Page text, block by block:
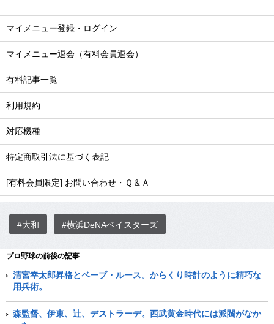
マイメニュー登録・ログイン
マイメニュー退会（有料会員退会）
有料記事一覧
利用規約
対応機種
特定商取引法に基づく表記
[有料会員限定] お問い合わせ・Ｑ＆Ａ
#大和 #横浜DeNAベイスターズ
プロ野球の前後の記事
清宮幸太郎昇格とベーブ・ルース。からくり時計のように精巧な
用兵術。
森監督、伊東、辻、デストラーデ。西武黄金時代には派閥がなか